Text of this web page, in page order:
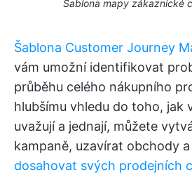
Šablona mapy zákaznické
Šablona Customer Journey
vám umožní identifikovat
průběhu celého nákupního
hlubšímu vhledu do toho, jak
uvažují a jednají, můžete
kampaně, uzavírat obchody a
dosahovat svých prodejních